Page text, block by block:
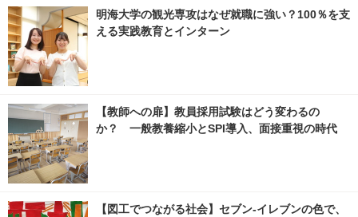
明海大学の観光専攻はなぜ就職に強い？100％を支
える実践教育とインターン
【教師への扉】教員採用試験はどう変わるの
か？ 一般教養縮小とSPI導入、面接重視の時代
【図工でつながる社会】セブン‐イレブンの色で、